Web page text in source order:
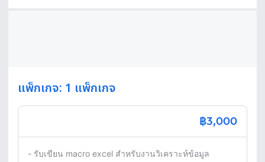
แพ็กเกจ: 1 แพ็กเกจ
฿3,000
- รับเขียน macro excel สำหรับงานวิเคราะห์ข้อมูล